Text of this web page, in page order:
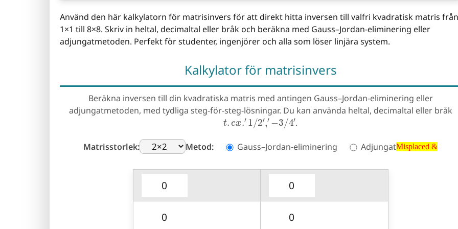
Använd den här kalkylatorn för matrisinvers för att direkt hitta inversen till valfri kvadratisk matris från
1×1 till 8×8. Skriv in heltal, decimaltal eller bråk och beräkna med Gauss–Jordan-eliminering eller
adjungatmetoden. Perfekt för studenter, ingenjörer och alla som löser linjära system.
Kalkylator för matrisinvers
Beräkna inversen till din kvadratiska matris med antingen Gauss–Jordan-eliminering eller
adjungatmetoden, med tydliga steg-för-steg-lösningar. Du kan använda heltal, decimaltal eller bråk
t.ex.′1/2′,′−3/ 4′
.
Matrisstorlek: Metod: Gauss–Jordan-eliminering AdjungatMisplaced &
Misplaced &